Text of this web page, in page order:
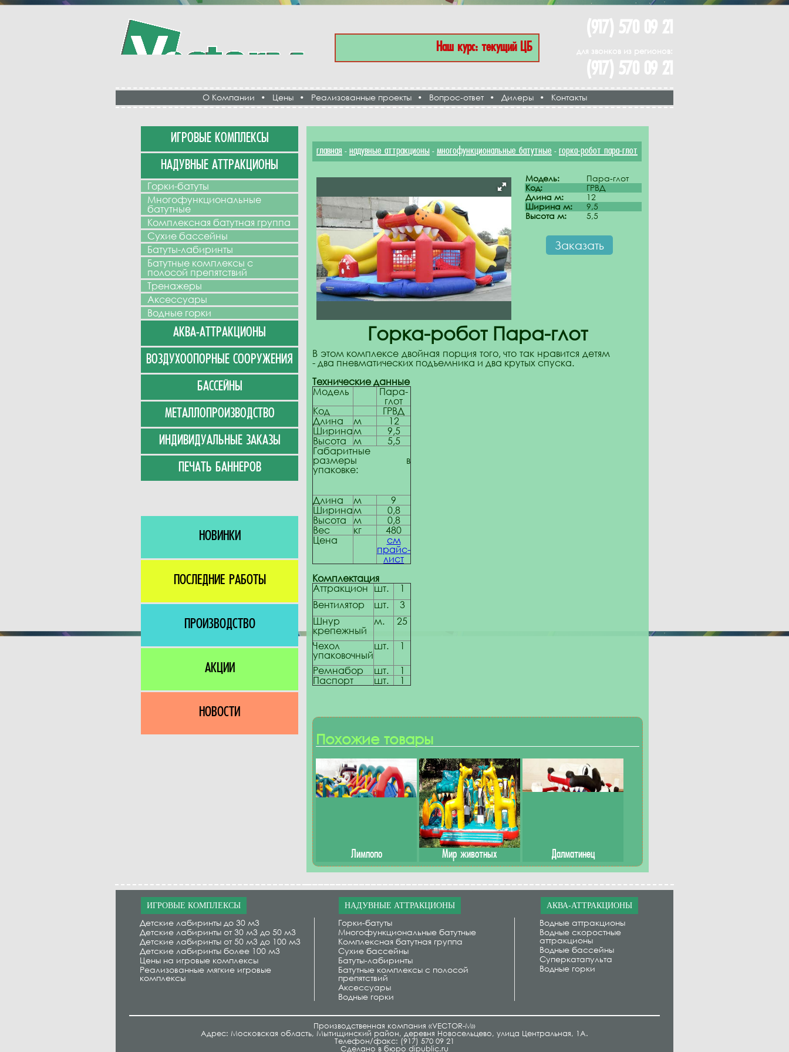
Наш курс: текущий ЦБ
(917) 570 09 21
для звонков из регионов:
(917) 570 09 21
О Компании • Цены • Реализованные проекты • Вопрос-ответ • Дилеры • Контакты
ИГРОВЫЕ КОМПЛЕКСЫ
НАДУВНЫЕ АТТРАКЦИОНЫ
Горки-батуты
Многофункциональные
батутные
Комплексная батутная группа
Сухие бассейны
Батуты-лабиринты
Батутные комплексы с
полосой препятствий
Тренажеры
Аксессуары
Водные горки
АКВА-АТТРАКЦИОНЫ
ВОЗДУХООПОРНЫЕ СООРУЖЕНИЯ
БАССЕЙНЫ
МЕТАЛЛОПРОИЗВОДСТВО
ИНДИВИДУАЛЬНЫЕ ЗАКАЗЫ
ПЕЧАТЬ БАННЕРОВ
НОВИНКИ
ПОСЛЕДНИЕ РАБОТЫ
ПРОИЗВОДСТВО
АКЦИИ
НОВОСТИ
главная - надувные аттракционы - многофункциональные батутные - горка-робот пара-глот
Модель:
Пара-глот
Код:
ГРВД
Длина м:
12
Ширина м:
9,5
Высота м:
5,5
Заказать
Горка-робот Пара-глот
В этом комплексе двойная порция того, что так нравится детям
- два пневматических подъемника и два крутых спуска.
Технические данные
Модель
Пара-
глот
Код
ГРВД
Длина
м
12
Ширинам
9,5
Высота
м
5,5
Габаритные
размеры в
упаковке:
Длина м
9
Ширинам
0,8
Высота
м
0,8
Вес
кг
480
Цена
см
прайс-
лист
Комплектация
Аттракцион шт.
1
Вентилятор
шт.
3
Шнур
крепежный
м. 25
Чехол
упаковочный
шт. 1
Ремнабор шт.
1
Паспорт
шт. 1
Похожие товары
Лимпопо Мир животных Далматинец
ИГРОВЫЕ КОМПЛЕКСЫ
Детские лабиринты до 30 м3
Детские лабиринты от 30 м3 до 50 м3
Детские лабиринты от 50 м3 до 100 м3
Детские лабиринты более 100 м3
Цены на игровые комплексы
Реализованные мягкие игровые
комплексы
НАДУВНЫЕ АТТРАКЦИОНЫ
Горки-батуты
Многофункциональные батутные
Комплексная батутная группа
Сухие бассейны
Батуты-лабиринты
Батутные комплексы с полосой
препятствий
Аксессуары
Водные горки
АКВА-АТТРАКЦИОНЫ
Водные аттракционы
Водные скоростные
аттракционы
Водные бассейны
Суперкатапульта
Водные горки
Производственная компания «VECTOR-M»
Адрес: Московская область, Мытищинский район, деревня Новосельцево, улица Центральная, 1А.
Телефон/факс: (917) 570 09 21
Cделано в бюро dipublic.ru